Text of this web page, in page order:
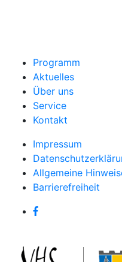
Programm
Aktuelles
Über uns
Service
Kontakt
Impressum
Allgemeine
Barrierefreiheit